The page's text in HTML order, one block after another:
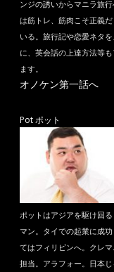
ンジの誘いからマニラ旅
は筋トレ、筋肉こそ正義
いる。旅行記や恋愛ネタ
に、英会話の上達方法等も
ます。
オノケン第一話へ
Pot ポット
ポットはアジアを駆け回
マン。タイでの起業に成
てはフィリピンへ。クレ
担当。アラフォー。日本じ